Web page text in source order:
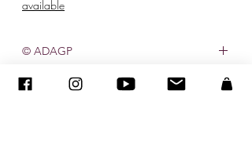
available
© ADAGP